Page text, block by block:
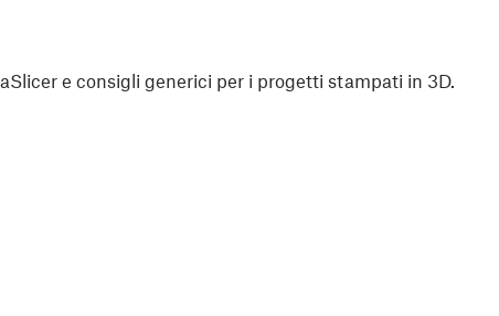
e consigli generici per i progetti stampati in 3D.